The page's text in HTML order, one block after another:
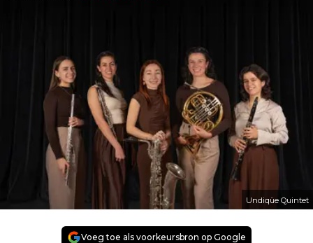
Undiqüe Quintet
Voeg toe als voorkeursbron op Google